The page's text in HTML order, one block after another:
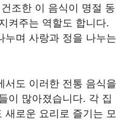
조한 이 음식이 명절 동
켜주는 역할도 합니다.
누며 사랑과 정을 나누는
서도 이러한 전통 음식을
이 많아졌습니다. 각 집
새로운 요리로 즐기는 모